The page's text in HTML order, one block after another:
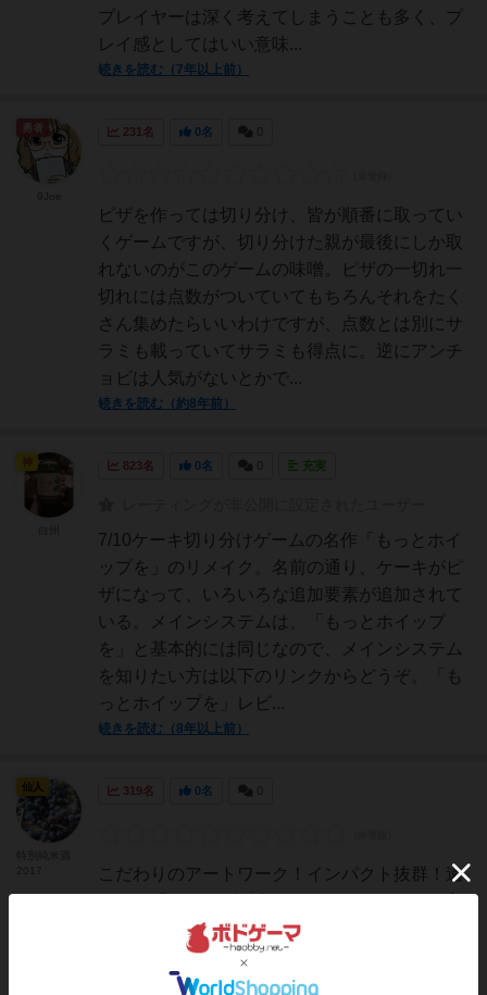
プレイヤーは深く考えてしまうことも多く、プ
レイ感としてはいい意味...
続きを読む（7年以上前）
231名 0名
ピザを作っては切り分け、皆が順番に取ってい
くゲームですが、切り分けた親が最後にしか取
れないのがこのゲームの味噌。ピザの一切れ一
切れには点数がついていてもちろんそれをたく
さん集めたらいいわけですが、点数とは別にサ
ラミも載っていてサラミも得点に。逆にアンチ
ョビは人気がないとかで...
続きを読む（約8年前）
823名 0名 充実
7/10ケーキ切り分けゲームの名作「もっとホイ
ップを」のリメイク。名前の通り、ケーキがピ
ザになって、いろいろな追加要素が追加されて
いる。メインシステムは、「もっとホイップ
を」と基本的には同じなので、メインシステム
を知りたい方は以下のリンクからどうぞ。「も
っとホイップを」レビ...
続きを読む（8年以上前）
神
319名 0名
こだわりのアートワーク！インパクト抜群！遠
いなー」なんて錯覚するかもしれません。パッ
ケージも、こんなpizzaありそう。ゲーム性もさ
ることながら、写真を取られずにいられない。
仙人